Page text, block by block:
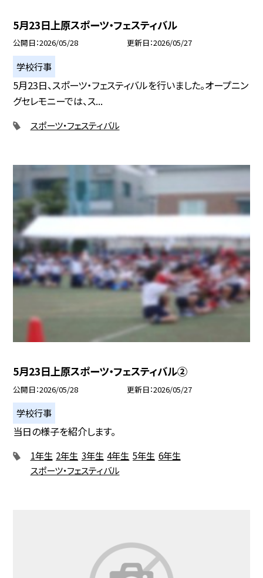
5月23日上原スポーツ・フェスティバル
公開日 2026/05/28 更新日 2026/05/27
学校行事
5月23日、スポーツ・フェスティバルを行いました。オープニン
グセレモニーでは、ス...
スポーツ・フェスティバル
5月23日上原スポーツ・フェスティバル②
公開日 2026/05/28 更新日 2026/05/27
学校行事
当日の様子を紹介します。
1年生 2年生 3年生 4年生 5年生 6年生
スポーツ・フェスティバル